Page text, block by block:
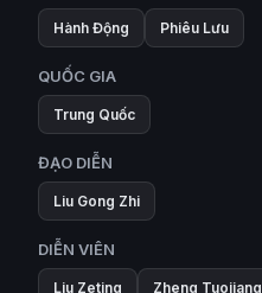
Hành Động Phiêu Lưu
QUỐC GIA
Trung Quốc
ĐẠO DIỄN
Liu Gong Zhi
DIỄN VIÊN
Liu Zeting Zheng Tuojiang